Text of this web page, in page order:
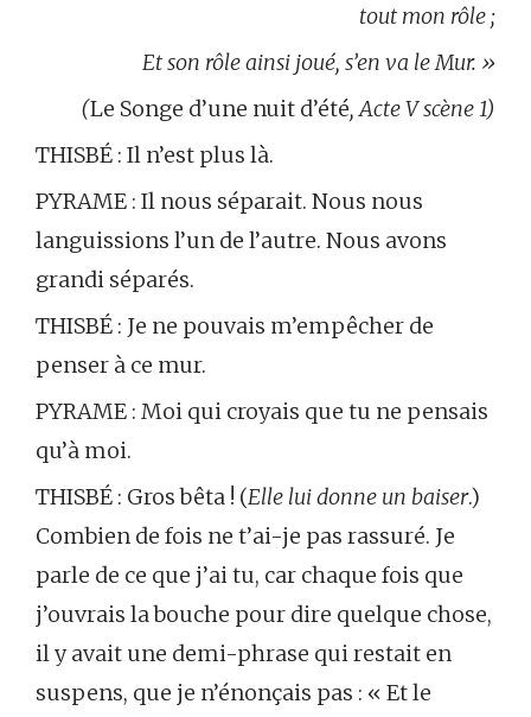
tout mon rôle ;
Et son rôle ainsi joué, s’en va le Mur. »
(Le Songe d’une nuit d’été, Acte V scène 1)
THISBÉ : Il n’est plus là.
PYRAME : Il nous séparait. Nous nous
languissions l’un de l’autre. Nous avons
grandi séparés.
THISBÉ : Je ne pouvais m’empêcher de
penser à ce mur.
PYRAME : Moi qui croyais que tu ne pensais
qu’à moi.
THISBÉ : Gros bêta ! (Elle lui donne un baiser.)
Combien de fois ne t’ai-je pas rassuré. Je
parle de ce que j’ai tu, car chaque fois que
j’ouvrais la bouche pour dire quelque chose,
il y avait une demi-phrase qui restait en
suspens, que je n’énonçais pas : « Et le